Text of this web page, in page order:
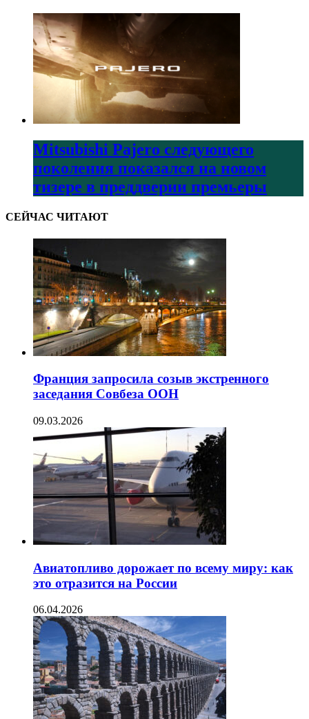
Mitsubishi Pajero следующего
поколения показался на новом
тизере в преддверии премьеры
СЕЙЧАС ЧИТАЮТ
Франция запросила созыв экстренного
заседания Совбеза ООН
09.03.2026
Авиатопливо дорожает по всему миру: как
это отразится на России
06.04.2026